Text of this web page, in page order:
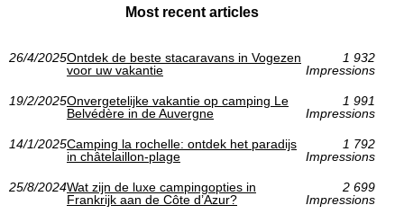
Most recent articles
26/4/2025Ontdek de beste stacaravans in Vogezen
voor uw vakantie
1 932
Impressions
19/2/2025Onvergetelijke vakantie op camping Le
Belvédère in de Auvergne
1 991
Impressions
14/1/2025Camping la rochelle: ontdek het paradijs
in châtelaillon-plage
1 792
Impressions
25/8/2024Wat zijn de luxe campingopties in
Frankrijk aan de Côte d’Azur?
2 699
Impressions